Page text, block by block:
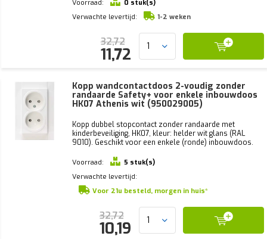
Voorraad:
0 stuk(s)
Verwachte levertijd:
1-2 weken
32,72
11,72
Kopp wandcontactdoos 2-voudig zonder
randaarde Safety+ voor enkele inbouwdoos
HK07 Athenis wit (950029005)
Kopp dubbel stopcontact zonder randaarde met
kinderbeveiliging, HK07, kleur: helder wit glans (RAL
9010). Geschikt voor een enkele (ronde) inbouwdoos.
Voorraad:
5 stuk(s)
Verwachte levertijd:
Voor 21u besteld, morgen in huis*
32,72
10,19